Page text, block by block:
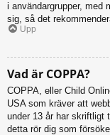
i användargrupper, med
sig, så det
Upp
Vad är COPPA?
COPPA, eller Child
USA som kräver att
under 13 år har skriftligt
detta rör dig som